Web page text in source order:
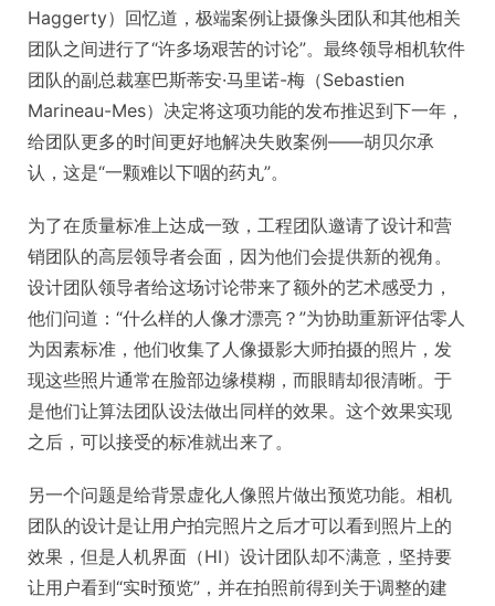
Haggerty）回忆道，极端案例让摄像头团队和其他相关
团队之间进行了“许多场艰苦的讨论”。最终领导相机软件
团队的副总裁塞巴斯蒂安·马里诺-梅（Sebastien
Marineau-Mes）决定将这项功能的发布推迟到下一年，
给团队更多的时间更好地解决失败案例——胡贝尔承
认，这是“一颗难以下咽的药丸”。
为了在质量标准上达成一致，工程团队邀请了设计和营
销团队的高层领导者会面，因为他们会提供新的视角。
设计团队领导者给这场讨论带来了额外的艺术感受力，
他们问道：“什么样的人像才漂亮？”为协助重新评估零人
为因素标准，他们收集了人像摄影大师拍摄的照片，发
现这些照片通常在脸部边缘模糊，而眼睛却很清晰。于
是他们让算法团队设法做出同样的效果。这个效果实现
之后，可以接受的标准就出来了。
另一个问题是给背景虚化人像照片做出预览功能。相机
团队的设计是让用户拍完照片之后才可以看到照片上的
效果，但是人机界面（HI）设计团队却不满意，坚持要
让用户看到“实时预览”，并在拍照前得到关于调整的建